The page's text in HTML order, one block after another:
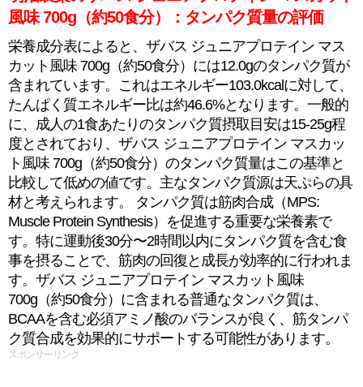
風味 700g（約50食分）：タンパク質量の評価
栄養成分表によると、ザバス ジュニアプロテイン マス
カット風味 700g（約50食分）には12.0gのタンパク質が
含まれています。これはエネルギー103.0kcalに対して、
たんぱく質エネルギー比は約46.6%となります。一般的
に、成人の1食あたりのタンパク質摂取目安は15-25g程
度とされており、ザバス ジュニアプロテイン マスカッ
ト風味 700g（約50食分）のタンパク質量はこの基準と
比較して低めの値です。主なタンパク質源は天ぷらの具
材と考えられます。 タンパク質は筋肉合成（MPS:
Muscle Protein Synthesis）を促進する重要な栄養素で
す。特に運動後30分〜2時間以内にタンパク質を含む食
事を摂ることで、筋肉の回復と成長が効率的に行われま
す。ザバス ジュニアプロテイン マスカット風味
700g（約50食分）に含まれる普通なタンパク質は、
BCAAを含む必須アミノ酸のバランスが良く、筋タンパ
ク質合成を効果的にサポートする可能性があります。
スポンサーリンク